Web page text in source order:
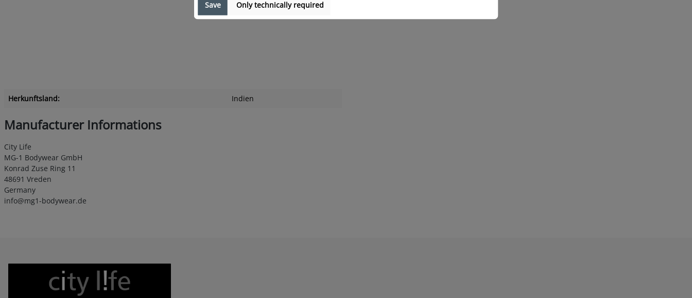
Herkunftsland: Indien
Manufacturer Informations
City Life
MG-1 Bodywear GmbH
Konrad Zuse Ring 11
48691 Vreden
Germany
info@mg1-bodywear.de
Save Only technically required